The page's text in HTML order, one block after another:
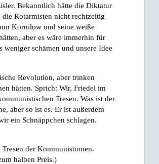
Bekanntlich hätte die Diktatur
Rotarmisten nicht rechtzeitig
Kornilow und seine weiße
aber es wäre immerhin für
weniger schämen und unsere Idee
Revolution, aber trinken
hätten. Sprich: Wir, Friedel im
Tresen. Was ist der
aber so ist es. Er ist außerdem
ein Schnäppchen schlagen.
der Kommunistinnen.
halben Preis.)